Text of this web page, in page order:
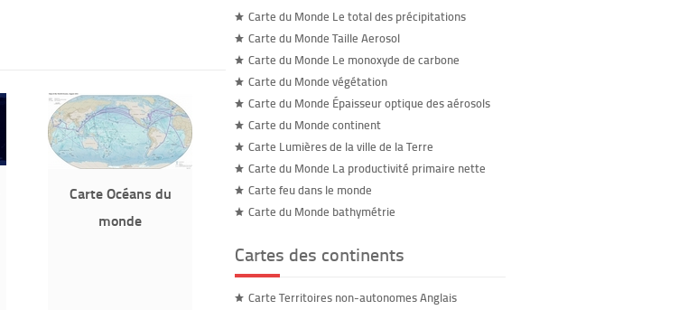
Carte Océans du
monde
Carte du Monde Le total des précipitations
Carte du Monde Taille Aerosol
Carte du Monde Le monoxyde de carbone
Carte du Monde végétation
Carte du Monde Épaisseur optique des aérosols
Carte du Monde continent
Carte Lumières de la ville de la Terre
Carte du Monde La productivité primaire nette
Carte feu dans le monde
Carte du Monde bathymétrie
Cartes des continents
Carte Territoires non-autonomes Anglais